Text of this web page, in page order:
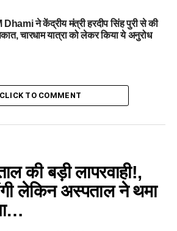
#
CM DHAMI
GANGA RIVER
पत्थरबाजी से स्थिति बिगड़ी, पुलिसकर्मी
पीएम मोदी 29 अक्टूबर को करेंगे एम्स
Dhami ने केंद्रीय मंत्री हरदीप सिंह पुरी से की
चारधाम यात्रा को लेकर किया ये अनुरोध
CLICK TO COMMENT
की बड़ी लापरवाही!,
लेकिन अस्पताल ने थमा